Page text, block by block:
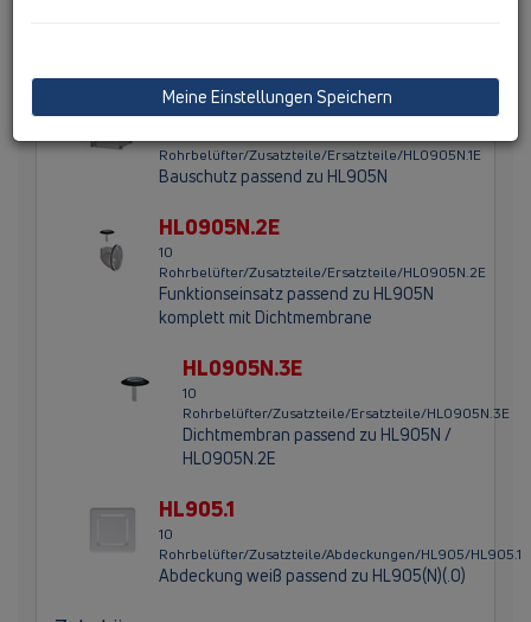
HL0905N.1E
Rohrbelüfter/Zusatzteile/Ersatzteile/HL0905N.1E
Bauschutz passend zu HL905N
HL0905N.2E
10
Rohrbelüfter/Zusatzteile/Ersatzteile/HL0905N.2E
Funktionseinsatz passend zu HL905N
komplett mit Dichtmembrane
HL0905N.3E
10
Rohrbelüfter/Zusatzteile/Ersatzteile/HL0905N.3E
Dichtmembran passend zu HL905N /
HL0905N.2E
HL905.1
10
Rohrbelüfter/Zusatzteile/Abdeckungen/HL905/HL905.1
Abdeckung weiß passend zu HL905(N)(.0)
Meine Einstellungen Speichern